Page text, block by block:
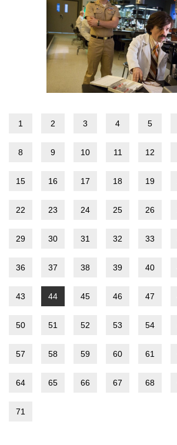
1 2 3 4 5
8 9 10 11 12
15 16 17 18 19
22 23 24 25 26
29 30 31 32 33
36 37 38 39 40
43 44 45 46 47
50 51 52 53 54
57 58 59 60 61
64 65 66 67 68
71